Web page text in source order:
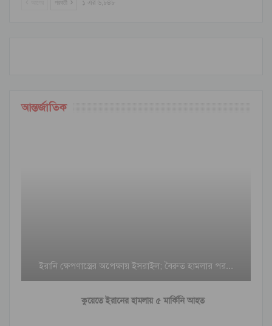
পরবর্তী ১ এর ৬,৮৪৮
আন্তর্জাতিক
ইরানি ক্ষেপণাস্ত্রের অপেক্ষায় ইসরাইল; বৈরুত হামলার পর…
কুয়েতে ইরানের হামলায় ৫ মার্কিনি আহত